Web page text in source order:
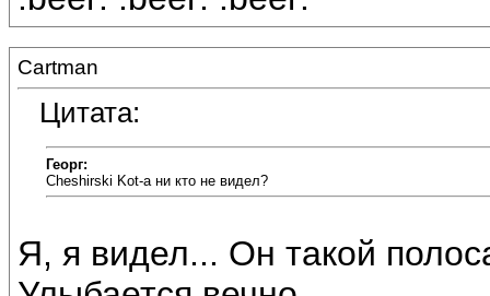
Cartman
Цитата:
Георг:
Cheshirski Kot-а ни кто не видел?
Я, я видел... Он такой